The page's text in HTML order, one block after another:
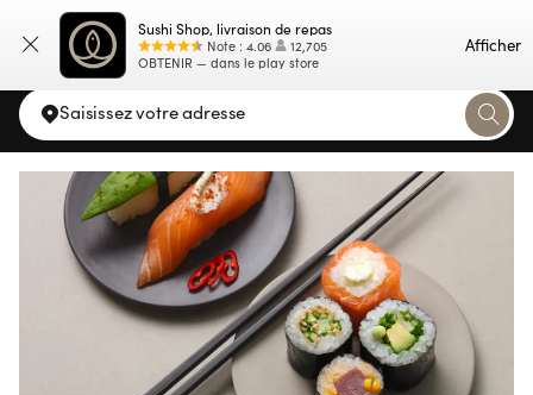
Sushi Shop, livraison de repas
Note : 4.06
12,705
OBTENIR — dans le play store
Afficher
Carte
Saisissez votre adresse